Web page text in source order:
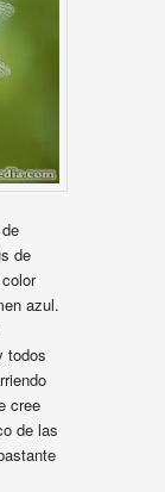
de
azul.
todos
cree
de las